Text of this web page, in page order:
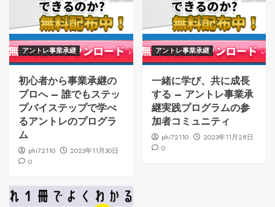
アントレ事業承継
初心者から事業承継の
プロへ – 誰でもステッ
プバイステップで学べ
るアントレのプログラ
ム
phi72110
2023年11月30日
0
アントレ事業承継
一緒に学び、共に成長
する – アントレ事業承
継実践プログラムの参
加者コミュニティ
phi72110
2023年11月28日
0